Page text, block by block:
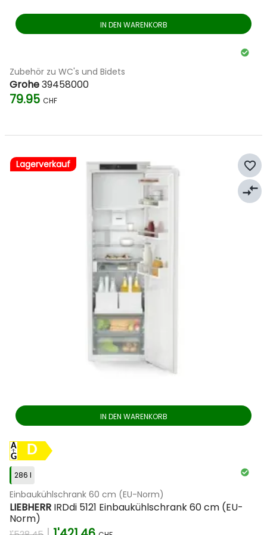
IN DEN WARENKORB
Zubehör zu WC's und Bidets
Grohe39458000
79.95 CHF
Lagerverkauf
IN DEN WARENKORB
D
286 l
Einbaukühlschrank 60 cm (EU-Norm)
LIEBHERR IRDdi 5121 Einbaukühlschrank 60 cm (EU-
Norm)
favorite_border
compare_arrows